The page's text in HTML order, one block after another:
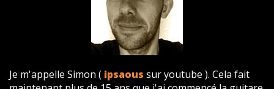
Je m'appelle Simon ( ipsaous sur youtube ). Cela fait